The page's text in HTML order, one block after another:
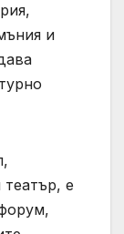
и
театър, е